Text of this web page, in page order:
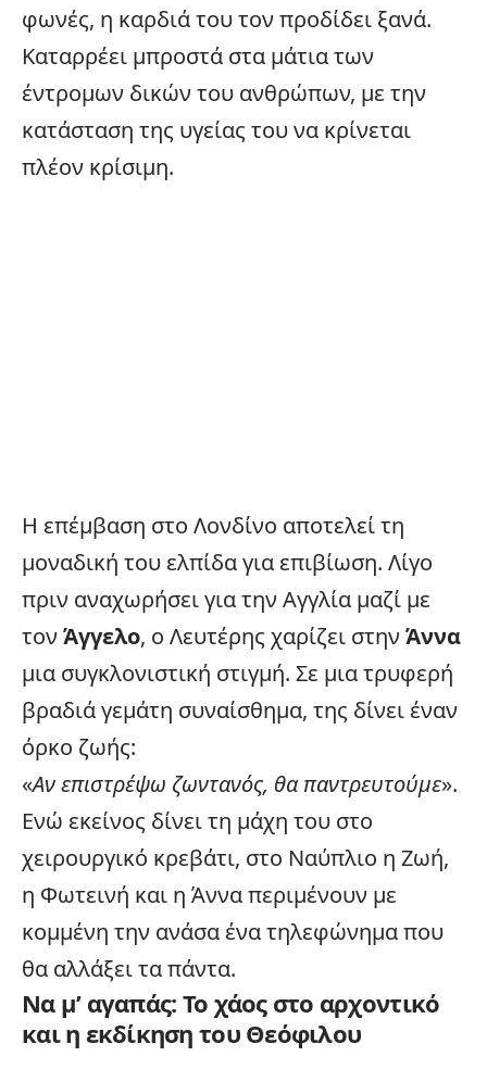
φωνές, η καρδιά του τον προδίδει ξανά.
Καταρρέει μπροστά στα μάτια των
έντρομων δικών του ανθρώπων, με την
κατάσταση της υγείας του να κρίνεται
πλέον κρίσιμη.
Η επέμβαση στο Λονδίνο αποτελεί τη
μοναδική του ελπίδα για επιβίωση. Λίγο
πριν αναχωρήσει για την Αγγλία μαζί με
τον Άγγελο, ο Λευτέρης χαρίζει στην Άννα
μια συγκλονιστική στιγμή. Σε μια τρυφερή
βραδιά γεμάτη συναίσθημα, της δίνει έναν
όρκο ζωής:
«Αν επιστρέψω ζωντανός, θα παντρευτούμε».
Ενώ εκείνος δίνει τη μάχη του στο
χειρουργικό κρεβάτι, στο Ναύπλιο η Ζωή,
η Φωτεινή και η Άννα περιμένουν με
κομμένη την ανάσα ένα τηλεφώνημα που
θα αλλάξει τα πάντα.
Να μ’ αγαπάς: Το χάος στο αρχοντικό
και η εκδίκηση του Θεόφιλου